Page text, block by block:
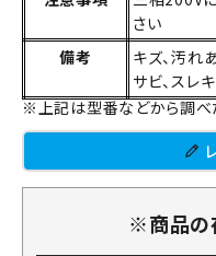
さい
備考
キズ、汚れ
サビ、スレ
※上記は型番などから調べ
※商品の